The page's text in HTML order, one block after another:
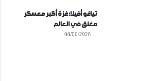
تياغو أفيلا: غزة أكبر معسكر
مغلق في العالم
08/06/2026